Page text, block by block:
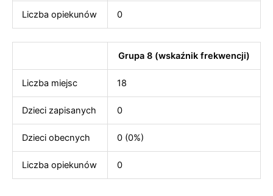
Liczba opiekunów 0
Grupa 8 (wskaźnik frekwencji)
Liczba miejsc 18
Dzieci zapisanych 0
Dzieci obecnych 0 (0%)
Liczba opiekunów 0